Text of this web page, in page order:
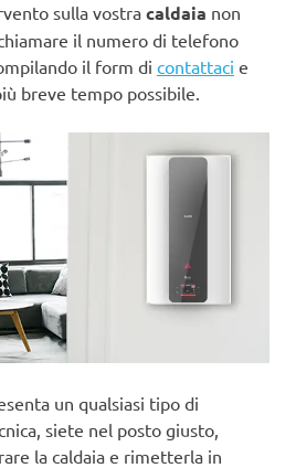
sulla vostra caldaia non
il numero di telefono
il form di contattaci e
breve tempo possibile.
un qualsiasi tipo di
siete nel posto giusto,
la caldaia e rimetterla in